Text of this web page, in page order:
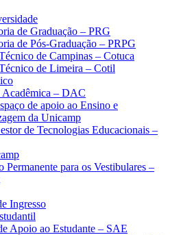
de Graduação – PRG
de Pós-Graduação – PRPG
de Campinas – Cotuca
de Limeira – Cotil
– DAC
de apoio ao Ensino e
da Unicamp
de Tecnologias Educacionais –
Permanente para os Vestibulares –
Ingresso
Apoio ao Estudante – SAE